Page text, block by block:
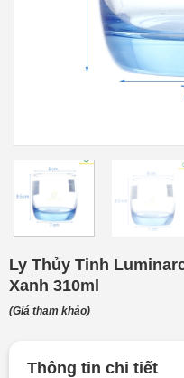
Ly Thủy Tinh
Xanh 310ml
(Giá tham khảo)
Thông tin chi tiết